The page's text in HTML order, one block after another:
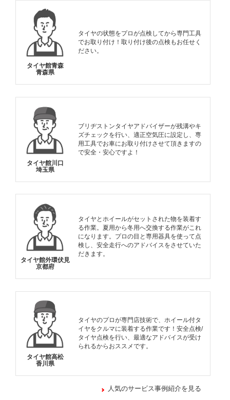
タイヤ館青森
青森県
タイヤの状態をプロが点検してから専門工具
でお取り付け！取り付け後の点検もお任せく
ださい。
タイヤ館川口
埼玉県
ブリヂストンタイヤアドバイザーが残溝やキ
ズチェックを行い、適正空気圧に設定し、専
用工具でお車にお取り付けさせて頂きますの
で安全・安心ですよ！
タイヤ館外環伏見
京都府
タイヤとホイールがセットされた物を装着す
る作業。夏用から冬用へ交換する作業がこれ
になります。プロの目と専用器具を使って点
検し、安全走行へのアドバイスをさせていた
だきます。
タイヤ館高松
香川県
タイヤのプロが専門店技術で、ホイール付タ
イヤをクルマに装着する作業です！安全点検/
タイヤ点検を行い、最適なアドバイスが受け
られるからおススメです。
人気のサービス事例紹介を見る